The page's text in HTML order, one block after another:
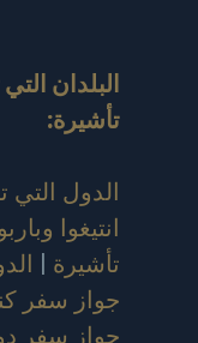
البلدان
تأشيرة:
الدول
انتيغوا
تأشيرة |
جواز سفر
جواز سفر